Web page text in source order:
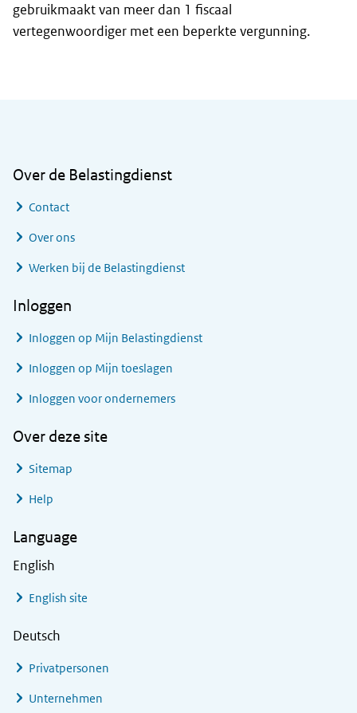
gebruikmaakt van meer dan 1 fiscaal
vertegenwoordiger met een beperkte vergunning.
Over de Belastingdienst
Contact
Over ons
Werken bij de Belastingdienst
Inloggen
Inloggen op Mijn Belastingdienst
Inloggen op Mijn toeslagen
Inloggen voor ondernemers
Over deze site
Sitemap
Help
Language
English
English site
Deutsch
Privatpersonen
Unternehmen